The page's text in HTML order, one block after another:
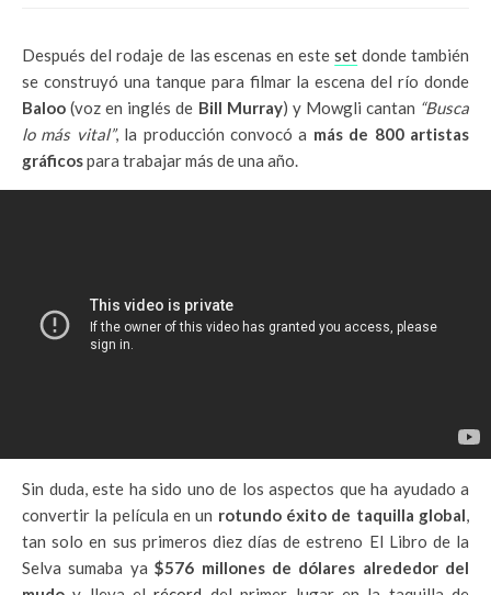
Después del rodaje de las escenas en esteset donde también
se construyó una tanque para filmar la escena del río donde
Baloo (voz en inglés de Bill Murray) y Mowgli cantan “Busca
lo más vital”, la producción convocó a más de 800 artistas
gráficospara trabajar más de una año.
Sin duda, este ha sido uno de los aspectos que ha ayudado a
convertir la película en un rotundo éxito de taquilla global,
tan solo en sus primeros diez días de estreno El Libro de la
Selva sumaba ya$576 millones de dólares alrededor del